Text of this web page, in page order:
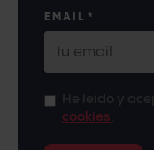
EMAIL *
cookies